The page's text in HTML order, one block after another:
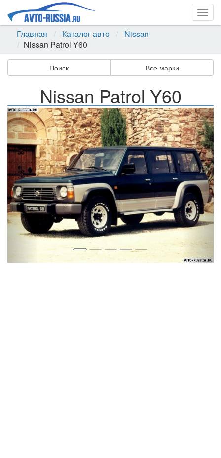
Главная
Каталог авто
Nissan
Nissan Patrol Y60
Поиск Все марки
Nissan Patrol Y60
Назад